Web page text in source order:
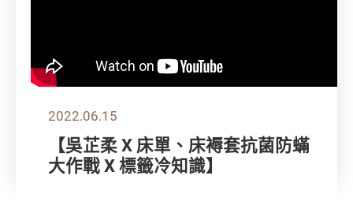
2022.06.15
【吳芷柔 X 床單、床褥套抗菌防蟎
大作戰 X 標籤冷知識】